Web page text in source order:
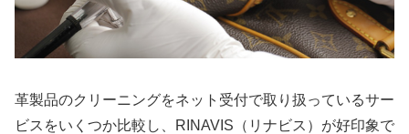
革製品のクリーニングをネット受付で取り扱っているサー
ビスをいくつか比較し、RINAVIS（リナビス）が好印象で